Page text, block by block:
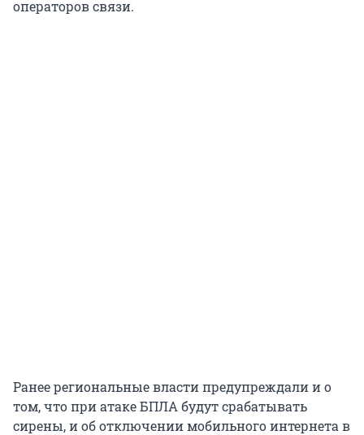
операторов связи.
Ранее региональные власти предупреждали и о
том, что при атаке БПЛА будут срабатывать
сирены, и об отключении мобильного интернета в